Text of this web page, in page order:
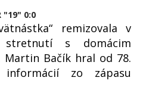
"19" 0:0
remizovala v
stretnutí s domácim
Martin Bačík hral od 78.
zo zápasu